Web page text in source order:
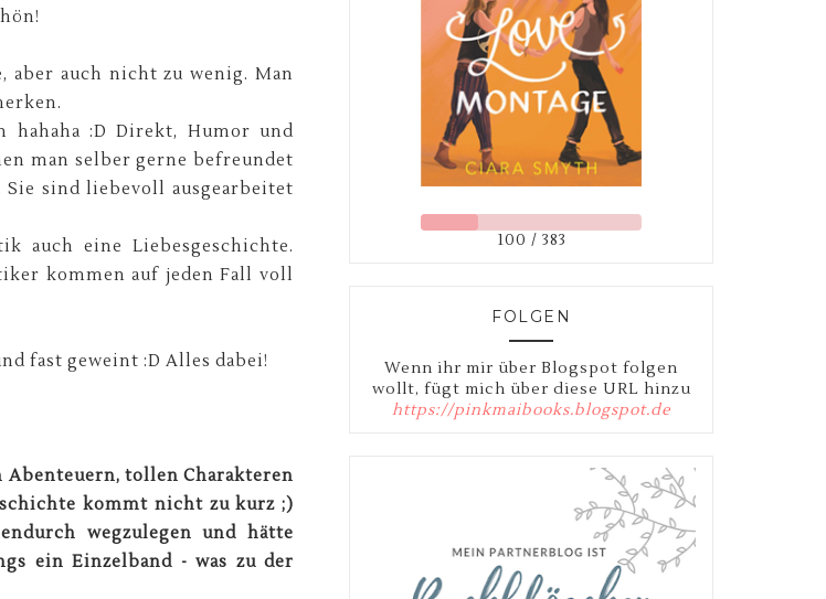
aber auch nicht zu wenig. Man
:D Direkt, Humor und
man selber gerne befreundet
sind liebevoll ausgearbeitet
auch eine Liebesgeschichte.
kommen auf jeden Fall voll
fast geweint :D Alles dabei!
tollen Charakteren
kommt nicht zu kurz ;)
wegzulegen und hätte
ein Einzelband - was zu der
100 / 383
FOLGEN
Wenn ihr mir über Blogspot folgen
wollt, fügt mich über diese URL hinzu
https://pinkmaibooks.blogspot.de